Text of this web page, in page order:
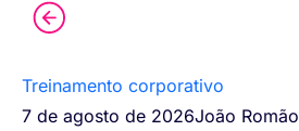
Treinamento corporativo
7 de agosto de 2026João Romão